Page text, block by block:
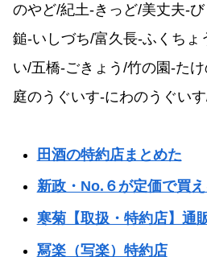
のやど/紀土-きっど/美丈夫-
鎚-いしづち/富久長-ふくちょ
い/五橋-ごきょう/竹の園-た
庭のうぐいす-にわのうぐい
田酒の特約店まとめた
新政・No.６が定価で買
寒菊【取扱・特約店】通
冩楽（写楽）特約店